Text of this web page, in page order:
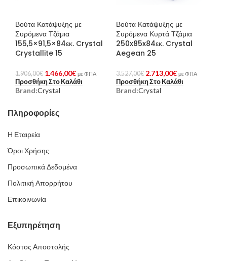
Βούτα Κατάψυξης με
Συρόμενα Τζάμια
155,5×91,5×84εκ. Crystal
Crystallite 15
1.906,00€ 1.466,00€ με ΦΠΑ
Προσθήκη Στο Καλάθι
Brand:Crystal
Βούτα Κατάψυξης με
Συρόμενα Κυρτά Τζάμια
250x85x84εκ. Crystal
Aegean 25
3.527,00€ 2.713,00€ με ΦΠΑ
Προσθήκη Στο Καλάθι
Brand:Crystal
Πληροφορίες
Η Εταιρεία
Όροι Χρήσης
Προσωπικά Δεδομένα
Πολιτική Απορρήτου
Επικοινωνία
Εξυπηρέτηση
Κόστος Αποστολής